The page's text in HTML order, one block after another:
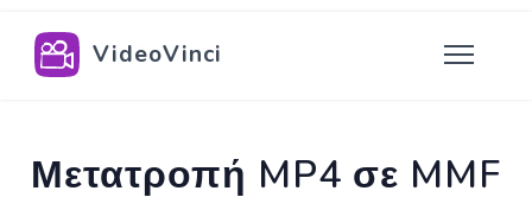
VideoVinci
Μετατροπή MP4 σε MMF